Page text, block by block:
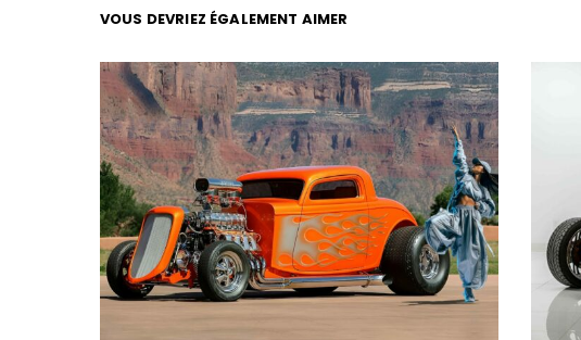
VOUS DEVRIEZ ÉGALEMENT AIMER